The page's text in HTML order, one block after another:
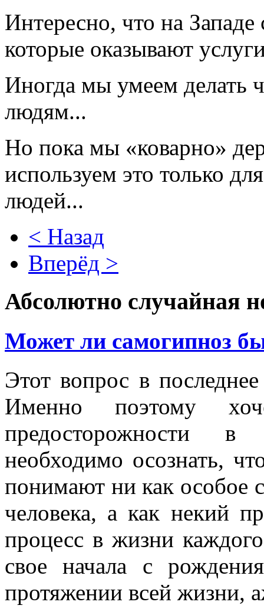
Интересно, что на Западе
которые оказывают
Иногда мы умеем делать
людям...
Но пока мы «коварно»
используем это только
людей...
< Назад
Вперёд >
Абсолютно случайная
Может ли самогипноз
Этот вопрос в
Именно поэтому
предосторожности
необходимо осознать,
понимают ни как особое
человека, а как некий
процесс в жизни
свое начала с
протяжении всей жизни,